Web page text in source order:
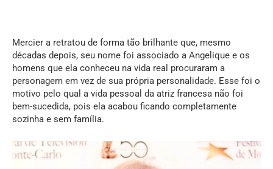
Mercier a retratou de forma tão brilhante que, mesmo
décadas depois, seu nome foi associado a Angelique e os
homens que ela conheceu na vida real procuraram a
personagem em vez de sua própria personalidade. Esse foi o
motivo pelo qual a vida pessoal da atriz francesa não foi
bem-sucedida, pois ela acabou ficando completamente
sozinha e sem família.